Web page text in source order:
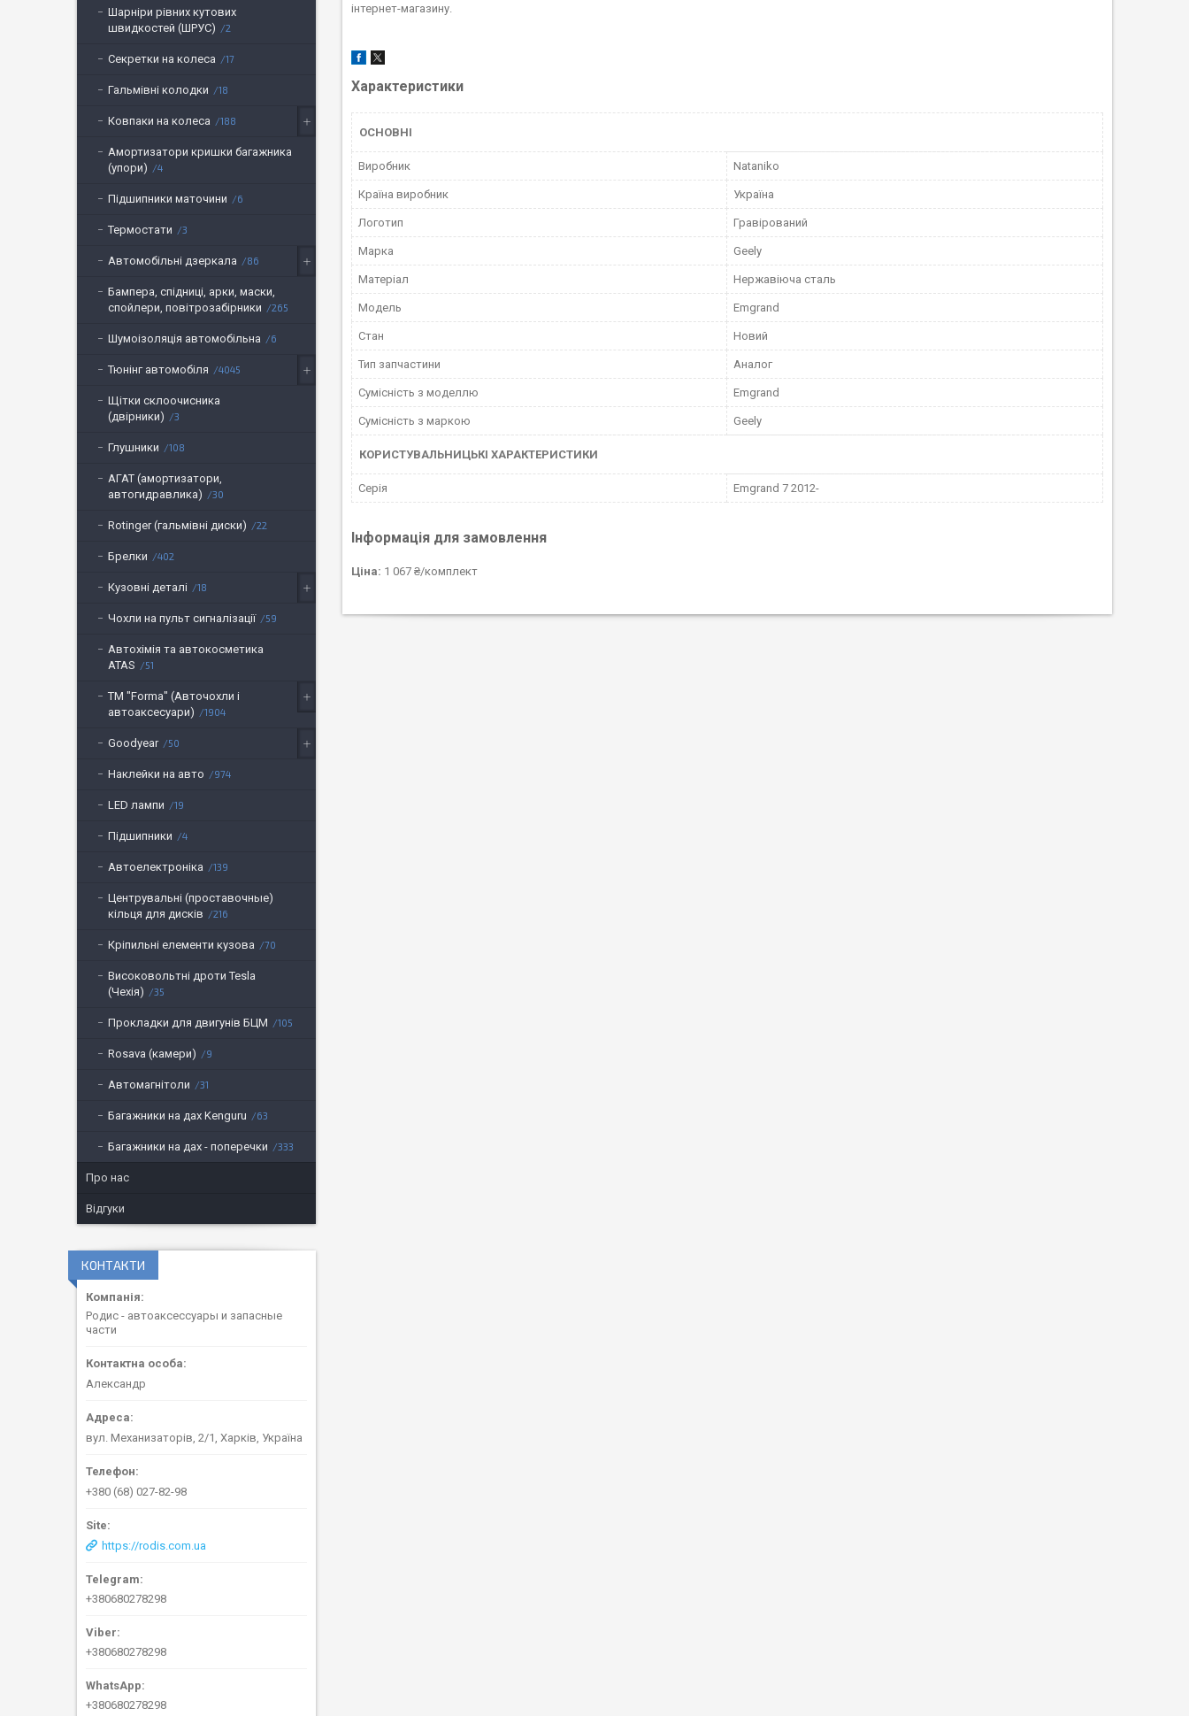
інтернет-магазину.
Характеристики
ОСНОВНІ
Виробник Nataniko
Країна виробник Україна
Логотип Гравірований
Марка Geely
Матеріал Нержавіюча сталь
Модель Emgrand
Стан Новий
Тип запчастини Аналог
Сумісність з моделлю Emgrand
Сумісність з маркою Geely
КОРИСТУВАЛЬНИЦЬКІ ХАРАКТЕРИСТИКИ
Серія Emgrand 7 2012-
Інформація для замовлення
Ціна: 1 067 ₴/комплект
Шарніри рівних кутових
швидкостей (ШРУС)
2
Секретки на колеса 17
Гальмівні колодки 18
Ковпаки на колеса 188
Амортизатори кришки багажника
(упори)
4
Підшипники маточини 6
Термостати 3
Автомобільні дзеркала 86
Бампера, спідниці, арки, маски,
спойлери, повітрозабірники
265
Шумоізоляція автомобільна 6
Тюнінг автомобіля 4045
Щітки склоочисника
(двірники)
3
Глушники 108
АГАТ (амортизатори,
автогидравлика)
30
Rotinger (гальмівні диски) 22
Брелки 402
Кузовні деталі 18
Чохли на пульт сигналізації 59
Автохімія та автокосметика
ATAS
51
ТМ "Forma" (Авточохли і
автоаксесуари)
1904
Goodyear 50
Наклейки на авто 974
LED лампи 19
Підшипники 4
Автоелектроніка 139
Центрувальні (проставочные)
кільця для дисків
216
Кріпильні елементи кузова 70
Високовольтні дроти Tesla
(Чехія)
35
Прокладки для двигунів БЦМ 105
Rosava (камери) 9
Автомагнітоли 31
Багажники на дах Kenguru 63
Багажники на дах - поперечки 333
Про нас
Відгуки
КОНТАКТИ
Родис - автоаксессуары и запасные
части
Александр
вул. Механизаторів, 2/1, Харків, Україна
+380 (68) 027-82-98
https://rodis.com.ua
+380680278298
+380680278298
+380680278298